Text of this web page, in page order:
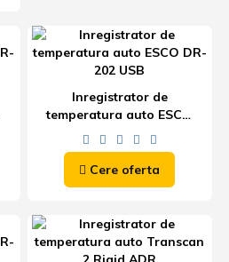
Inregistrator de
temperatura auto ESCO
DR-202 USB
Cere oferta